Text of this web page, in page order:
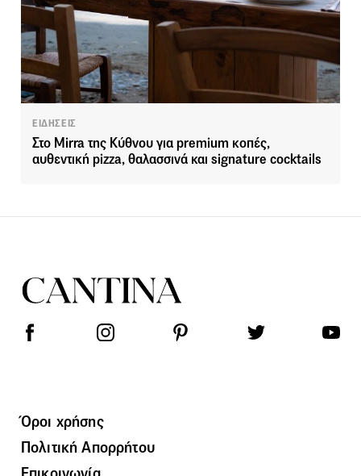
ΕΙΔΗΣΕΙΣ
Στο Mirra της Κύθνου για premium κοπές,
αυθεντική pizza, θαλασσινά και signature cocktails
Όροι χρήσης
Πολιτική Απορρήτου